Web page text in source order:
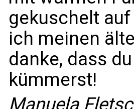
gekuschelt
ich meinen
danke, dass
kümmerst!
Manuela